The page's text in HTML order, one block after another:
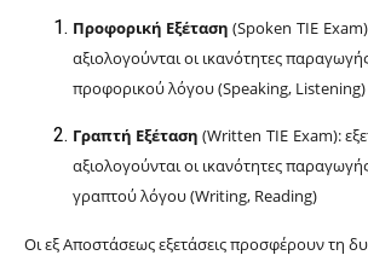
Προφορική Εξέταση (Spoken TIE Exam
αξιολογούνται οι ικανότητες
προφορικού λόγου (Speaking, Listening)
Γραπτή Εξέταση (Written TIE Exam):
αξιολογούνται οι ικανότητες
γραπτού λόγου (Writing, Reading)
Οι εξ Αποστάσεως εξετάσεις προσφέρουν τη